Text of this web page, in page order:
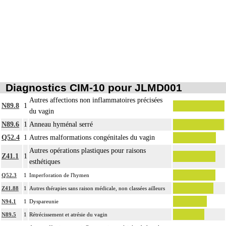
Diagnostics CIM-10 pour JLMD001
N89.8 1
Autres affections non inflammatoires précisées
du vagin
N89.6
1 Anneau hyménal serré
Q52.4 1 Autres malformations congénitales du vagin
Z41.1 1
Autres opérations plastiques pour raisons
esthétiques
Q52.3 1 Imperforation de l'hymen
Z41.88 1 Autres thérapies sans raison médicale, non classées ailleurs
N94.1 1 Dyspareunie
N89.5 1 Rétrécissement et atrésie du vagin